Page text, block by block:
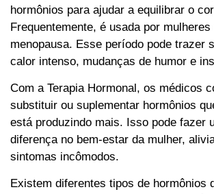
hormônios para ajudar a equilibrar o
Frequentemente, é usada por mulheres
menopausa. Esse período pode trazer
calor intenso, mudanças de humor e
Com a Terapia Hormonal, os médicos
substituir ou suplementar hormônios
está produzindo mais. Isso pode fazer
diferença no bem-estar da mulher,
sintomas incômodos.
Existem diferentes tipos de hormônios